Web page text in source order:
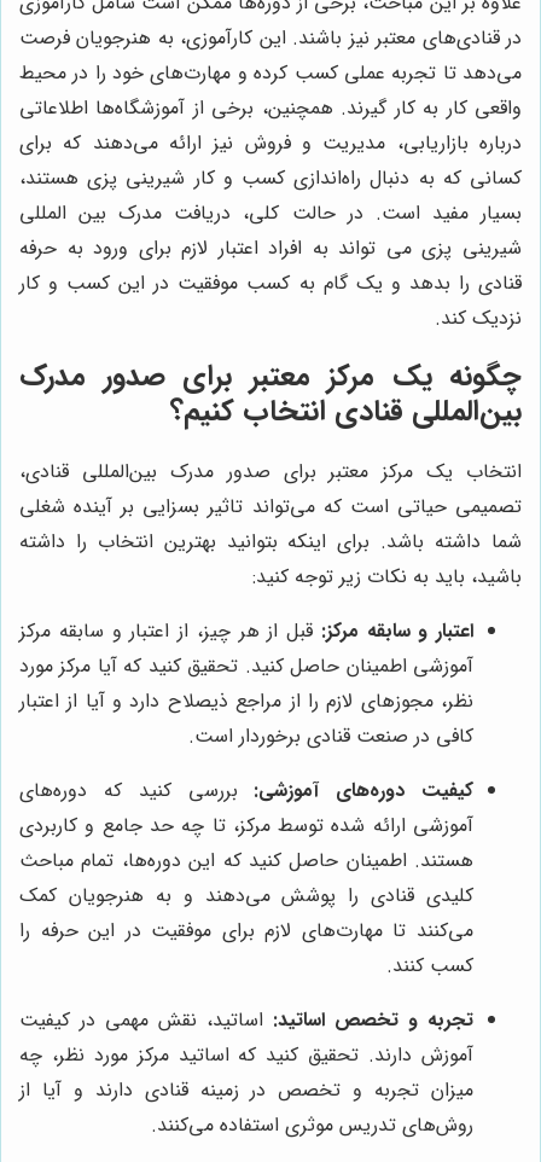
در قنادی‌های معتبر نیز باشند. این کارآموزی، به هنرجویان فرصت
می‌دهد تا تجربه عملی کسب کرده و مهارت‌های خود را در محیط
واقعی کار به کار گیرند. همچنین، برخی از آموزشگاه‌ها اطلاعاتی
درباره بازاریابی، مدیریت و فروش نیز ارائه می‌دهند که برای
کسانی که به دنبال راه‌اندازی کسب و کار شیرینی پزی هستند،
بسیار مفید است. در حالت کلی، دریافت مدرک بین المللی
شیرینی پزی می تواند به افراد اعتبار لازم برای ورود به حرفه
قنادی را بدهد و یک گام به کسب موفقیت در این کسب و کار
نزدیک کند.
چگونه یک مرکز معتبر برای صدور مدرک
بین‌المللی قنادی انتخاب کنیم؟
انتخاب یک مرکز معتبر برای صدور مدرک بین‌المللی قنادی،
تصمیمی حیاتی است که می‌تواند تاثیر بسزایی بر آینده شغلی
شما داشته باشد. برای اینکه بتوانید بهترین انتخاب را داشته
باشید، باید به نکات زیر توجه کنید:
اعتبار و سابقه مرکز: قبل از هر چیز، از اعتبار و سابقه مرکز
آموزشی اطمینان حاصل کنید. تحقیق کنید که آیا مرکز مورد
نظر، مجوزهای لازم را از مراجع ذیصلاح دارد و آیا از اعتبار
کافی در صنعت قنادی برخوردار است.
کیفیت دوره‌های آموزشی: بررسی کنید که دوره‌های
آموزشی ارائه شده توسط مرکز، تا چه حد جامع و کاربردی
هستند. اطمینان حاصل کنید که این دوره‌ها، تمام مباحث
کلیدی قنادی را پوشش می‌دهند و به هنرجویان کمک
می‌کنند تا مهارت‌های لازم برای موفقیت در این حرفه را
کسب کنند.
تجربه و تخصص اساتید: اساتید، نقش مهمی در کیفیت
آموزش دارند. تحقیق کنید که اساتید مرکز مورد نظر، چه
میزان تجربه و تخصص در زمینه قنادی دارند و آیا از
روش‌های تدریس موثری استفاده می‌کنند.